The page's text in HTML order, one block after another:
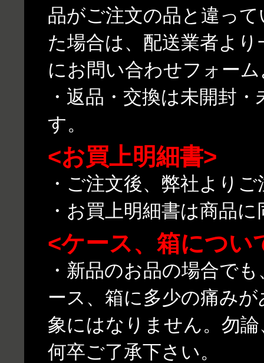
品がご注文の品と違っ
た場合は、配送業者よ
にお問い合わせフォー
・返品・交換は未開封
す。
<お買上明細書>
・ご注文後、弊社より
・お買上明細書は商品
<ケース、箱につい
・新品のお品の場合で
ース、箱に多少の痛み
象にはなりません。勿
何卒ご了承下さい。